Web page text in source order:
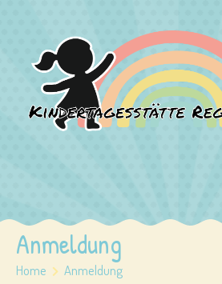
Anmeldung
Home Anmeldung